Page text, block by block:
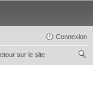
Connexion
sur le site